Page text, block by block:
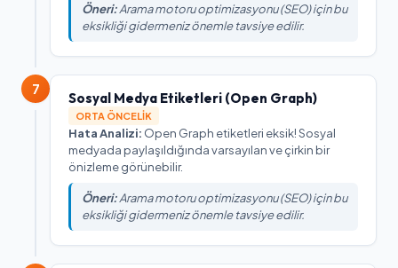
Öneri:Arama motoru optimizasyonu (SEO) için bu
eksikliği gidermeniz önemle tavsiye edilir.
7
Sosyal Medya Etiketleri (Open Graph)
ORTA ÖNCELIK
Hata Analizi: Open Graph etiketleri eksik! Sosyal
medyada paylaşıldığında varsayılan ve çirkin bir
önizleme görünebilir.
Öneri:Arama motoru optimizasyonu (SEO) için bu
eksikliği gidermeniz önemle tavsiye edilir.